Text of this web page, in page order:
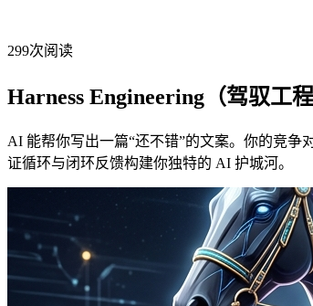
299次阅读
Harness Engineering（驾驭工
AI 能帮你写出一篇“还不错”的文案。你的竞争
证循环与闭环反馈构建你独特的 AI 护城河。